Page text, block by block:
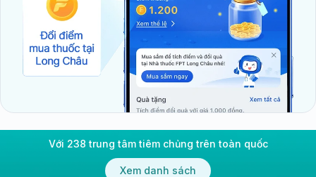
Với 238 trung tâm tiêm chủng trên toàn quốc
Xem danh sách